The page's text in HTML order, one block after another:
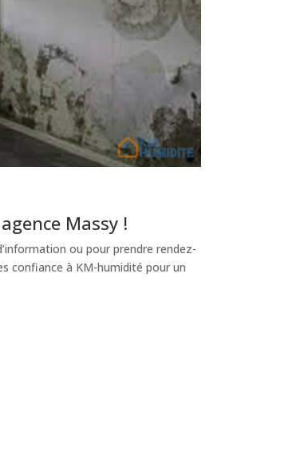
Massy !
ou pour prendre rendez-
confiance à KM-humidité pour un